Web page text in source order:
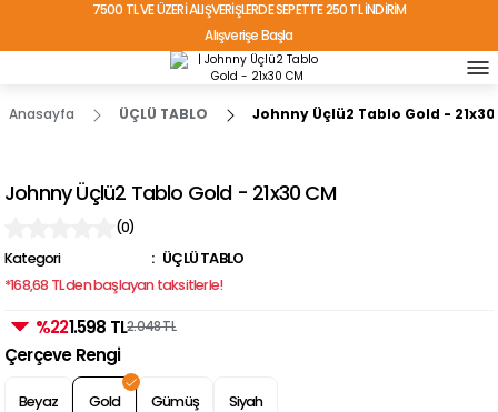
7500 TL VE ÜZERİ ALIŞVERİŞLERDE SEPETTE 250 TL İNDİRİM
Alışverişe Başla
TÜRKİYE'NİN HER YERİNE ÜCRETSİZ KARGO!
Anasayfa ÜÇLÜ TABLO Johnny Üçlü2 Tablo Gold - 21x30
Johnny Üçlü2 Tablo Gold - 21x30 CM
(0)
Kategori
ÜÇLÜ TABLO
*168,68 TL den başlayan taksitlerle!
%221.598 TL2.048 TL
Çerçeve Rengi
Beyaz Gold Gümüş Siyah